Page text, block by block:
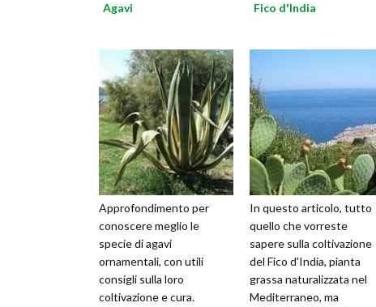
Agavi
Approfondimento per
conoscere meglio le
specie di agavi
ornamentali, con utili
consigli sulla loro
coltivazione e cura.
Fico d'India
In questo articolo, tutto
quello che vorreste
sapere sulla coltivazione
del Fico d'India, pianta
grassa naturalizzata nel
Mediterraneo, ma